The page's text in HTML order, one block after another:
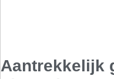
Aantrekkelijk